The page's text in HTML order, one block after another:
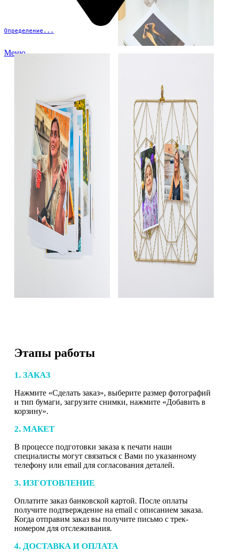
Определение...
Меню
Этапы работы
1. ЗАКАЗ
Нажмите «Сделать заказ», выберите размер фотографий
и тип бумаги, загрузите снимки, нажмите «Добавить в
корзину».
2. МАКЕТ
В процессе подготовки заказа к печати наши
специалисты могут связаться с Вами по указанному
телефону или email для согласования деталей.
3. ИЗГОТОВЛЕНИЕ
Оплатите заказ банковской картой. После оплаты
получите подтверждение на email с описанием заказа.
Когда отправим заказ вы получите письмо с трек-
номером для отслеживания.
4. ДОСТАВКА И ОПЛАТА